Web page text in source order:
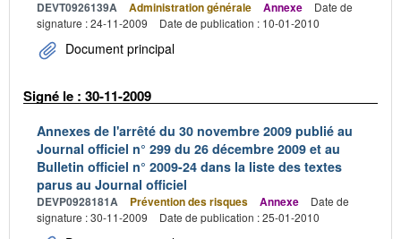
DEVT0926139A Administration générale Annexe
Date de
signature : 24-11-2009
Date de publication : 10-01-2010
Document principal
Signé le : 30-11-2009
Annexes de l'arrêté du 30 novembre 2009 publié au
Journal officiel n° 299 du 26 décembre 2009 et au
Bulletin officiel n° 2009-24 dans la liste des textes
parus au Journal officiel
DEVP0928181A Prévention des risques Annexe
Date de
signature : 30-11-2009
Date de publication : 25-01-2010